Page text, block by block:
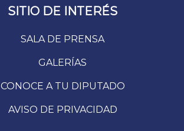
SITIO DE INTERÉS
SALA DE PRENSA
GALERÍAS
CONOCE A TU DIPUTADO
AVISO DE PRIVACIDAD